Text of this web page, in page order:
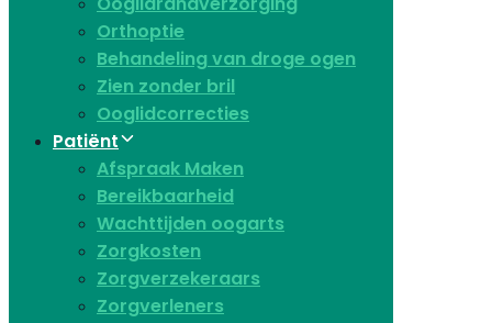
Orthoptie
Behandeling van droge ogen
Zien zonder bril
Ooglidcorrecties
Patiënt
Afspraak Maken
Bereikbaarheid
Wachttijden oogarts
Zorgkosten
Zorgverzekeraars
Zorgverleners